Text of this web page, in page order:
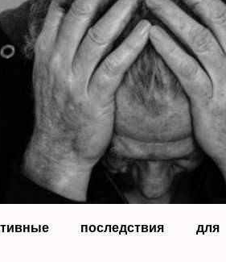
последствия для